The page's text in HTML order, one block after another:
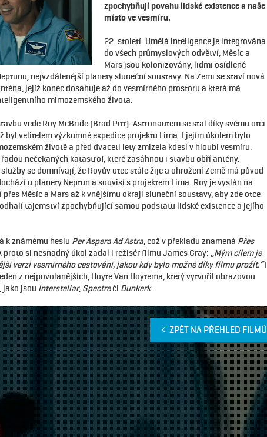
zpochybňují povahu lidské existence a naše
místo ve vesmíru.
22. století. Umělá inteligence je integrována
do všech průmyslových odvětví, Měsíc a
Mars jsou kolonizovány, lidmi osídlené
nejvzdálenější planety sluneční soustavy. Na Zemi se staví nová
jejíž konec dosahuje až do vesmírného prostoru a která má
mimozemského života.
vede Roy McBride (Brad Pitt). Astronautem se stal díky svému otci
byl velitelem výzkumné expedice projektu Lima. I jejím úkolem bylo
životě a před dvaceti lety zmizela kdesi v hloubi vesmíru.
nečekaných katastrof, které zasáhnou i stavbu obří antény.
se domnívají, že Royův otec stále žije a ohrožení Země má původ
u planety Neptun a souvisí s projektem Lima. Roy je vyslán na
Měsíc a Mars až k vnějšímu okraji sluneční soustavy, aby zde otce
tajemství zpochybňující samou podstatu lidské existence a jejího
k známému heslu Per Aspera Ad Astra, což v překladu znamená Přes
proto si nesnadný úkol zadal i režisér filmu James Gray: „Mým cílem je
verzi vesmírného cestování, jakou kdy bylo možné díky filmu prožít.“I
z nejpovolanějších, Hoyte Van Hoytema, který vytvořil obrazovou
jako jsou Interstellar, Spectreči Dunkerk.
ZPĚT NA PŘEHLED FILMŮ